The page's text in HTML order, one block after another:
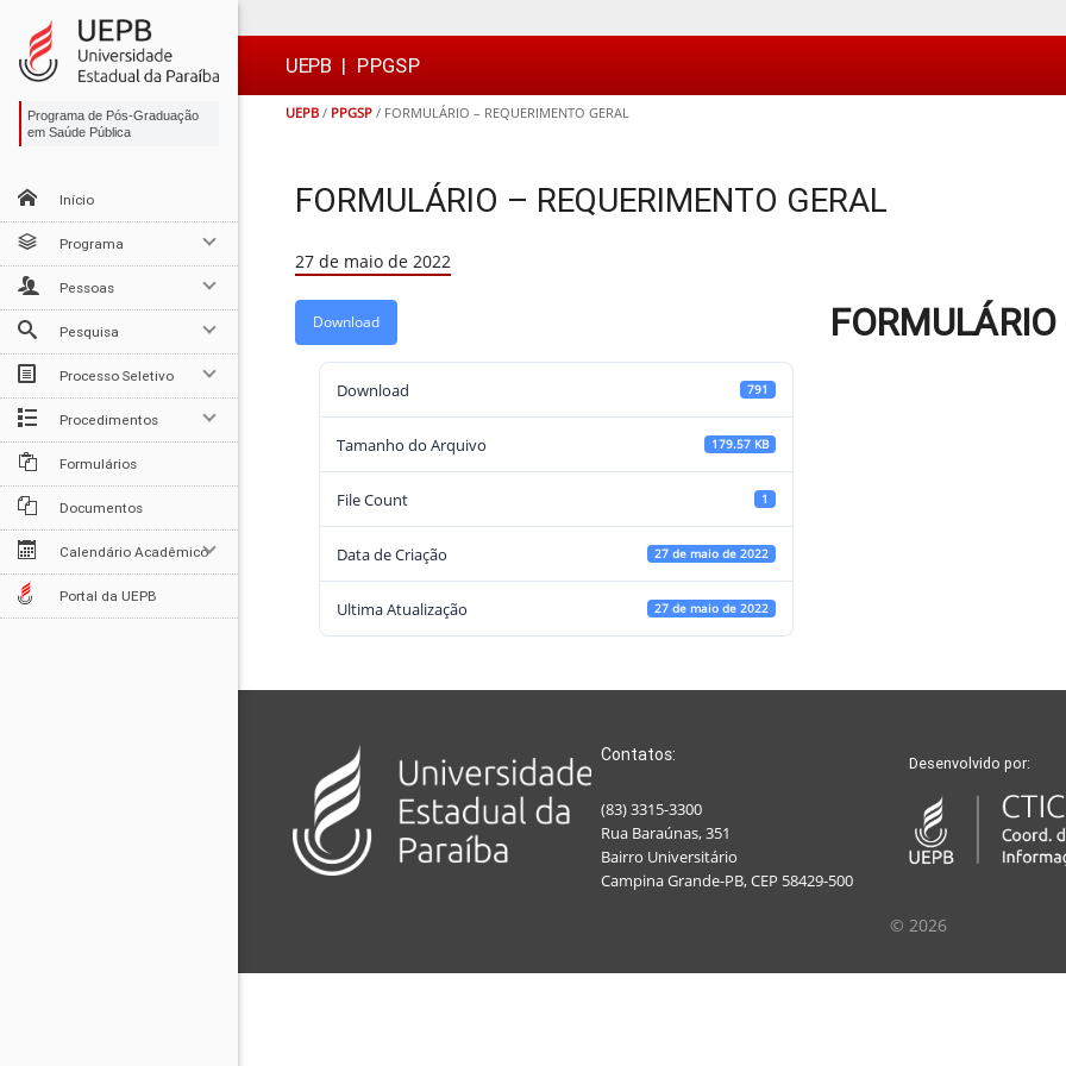
para
conteúdo
para
menu
para
busca
para
rodapé
 UEPB | PPGSP
UEPB / PPGSP / FORMULÁRIO – REQUERIMENTO GERAL
Programa de Pós-Graduação
em Saúde Pública
Início
Programa
Pessoas
Pesquisa
Processo Seletivo
Procedimentos
Formulários
Documentos
Calendário Acadêmico
Portal da UEPB
FORMULÁRIO – REQUERIMENTO GERAL
27 de maio de 2022
Download
Download 791
Tamanho do Arquivo 179.57 KB
File Count 1
Data de Criação 27 de maio de 2022
Ultima Atualização 27 de maio de 2022
Contatos:
(83) 3315-3300
Rua Baraúnas, 351
Bairro Universitário
Campina Grande-PB, CEP 58429-500
Desenvolvido por:
© 2026